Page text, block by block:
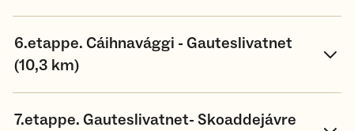
6.etappe. Cáihnavággi - Gauteslivatnet
(10,3 km)
7.etappe. Gauteslivatnet- Skoaddejávre